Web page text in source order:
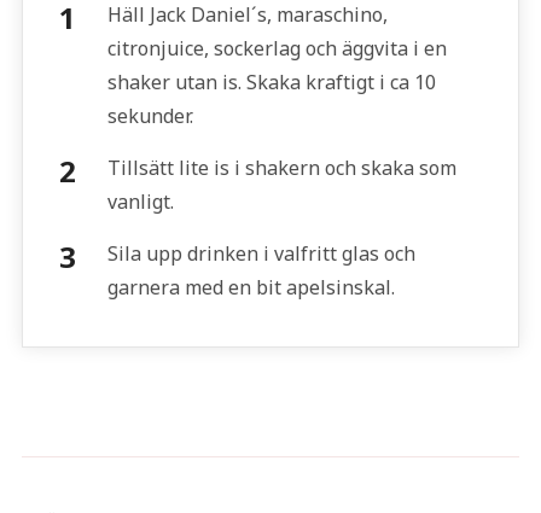
Häll Jack Daniel´s, maraschino,
citronjuice, sockerlag och äggvita i en
shaker utan is. Skaka kraftigt i ca 10
sekunder.
Tillsätt lite is i shakern och skaka som
vanligt.
Sila upp drinken i valfritt glas och
garnera med en bit apelsinskal.